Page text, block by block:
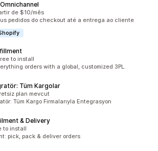
recenzji: 8
de $10/mês
pedidos do checkout até a entrega ao cliente
279
to install
orders with a global, customized 3PL.
Tüm Kargolar
recenzji: 17
plan mevcut
Tüm Kargo Firmalarıyla Entegrasyon
& Delivery
3
to install
pick, pack & deliver orders